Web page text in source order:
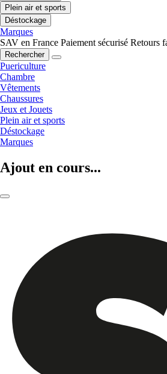
Plein air et sports
Déstockage
Marques
SAV en France Paiement sécurisé Retours
Rechercher
Puericulture
Chambre
Vêtements
Chaussures
Jeux et Jouets
Plein air et sports
Déstockage
Marques
Ajout en cours...